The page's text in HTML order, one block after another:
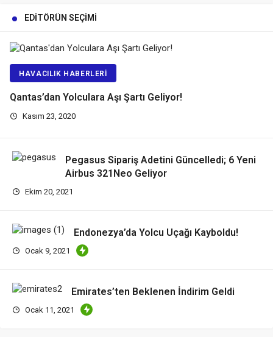
EDITÖRÜN SEÇIMI
HAVACILIK HABERLERI
Qantas’dan Yolculara Aşı Şartı Geliyor!
Kasım 23, 2020
Pegasus Sipariş Adetini Güncelledi; 6 Yeni
Airbus 321Neo Geliyor
Ekim 20, 2021
Endonezya’da Yolcu Uçağı Kayboldu!
Ocak 9, 2021
Emirates’ten Beklenen İndirim Geldi
Ocak 11, 2021